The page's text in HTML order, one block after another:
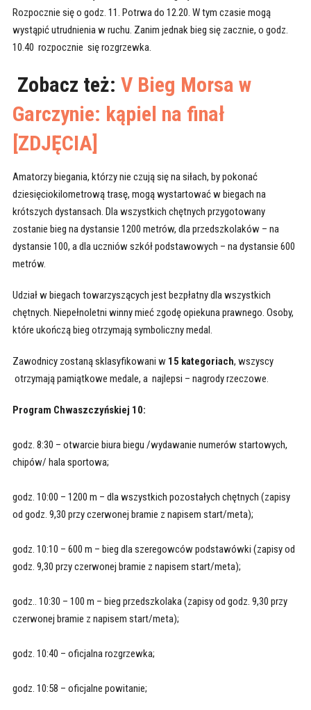
Rozpocznie się o godz. 11. Potrwa do 12.20. W tym czasie mogą
wystąpić utrudnienia w ruchu. Zanim jednak bieg się zacznie, o godz.
10.40 rozpocznie się rozgrzewka.
Zobacz też: V Bieg Morsa w
Garczynie: kąpiel na finał
[ZDJĘCIA]
Amatorzy biegania, którzy nie czują się na siłach, by pokonać
dziesięciokilometrową trasę, mogą wystartować w biegach na
krótszych dystansach. Dla wszystkich chętnych przygotowany
zostanie bieg na dystansie 1200 metrów, dla przedszkolaków – na
dystansie 100, a dla uczniów szkół podstawowych – na dystansie 600
metrów.
Udział w biegach towarzyszących jest bezpłatny dla wszystkich
chętnych. Niepełnoletni winny mieć zgodę opiekuna prawnego. Osoby,
które ukończą bieg otrzymają symboliczny medal.
Zawodnicy zostaną sklasyfikowani w 15 kategoriach, wszyscy
otrzymają pamiątkowe medale, a najlepsi – nagrody rzeczowe.
Program Chwaszczyńskiej 10:
godz. 8:30 – otwarcie biura biegu /wydawanie numerów startowych,
chipów/ hala sportowa;
godz. 10:00 – 1200 m – dla wszystkich pozostałych chętnych (zapisy
od godz. 9,30 przy czerwonej bramie z napisem start/meta);
godz. 10:10 – 600 m – bieg dla szeregowców podstawówki (zapisy od
godz. 9,30 przy czerwonej bramie z napisem start/meta);
godz.. 10:30 – 100 m – bieg przedszkolaka (zapisy od godz. 9,30 przy
czerwonej bramie z napisem start/meta);
godz. 10:40 – oficjalna rozgrzewka;
godz. 10:58 – oficjalne powitanie;